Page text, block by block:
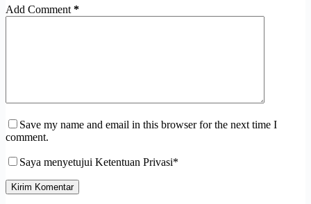
Add Comment *
Save my name and email in this browser for the next time I
comment.
Saya menyetujui Ketentuan Privasi*
Kirim Komentar